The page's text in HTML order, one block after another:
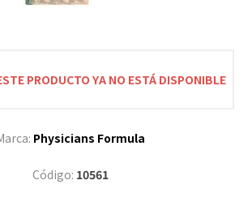
PRODUCTO YA NO ESTÁ DISPONIBLE
Physicians Formula
Código: 10561